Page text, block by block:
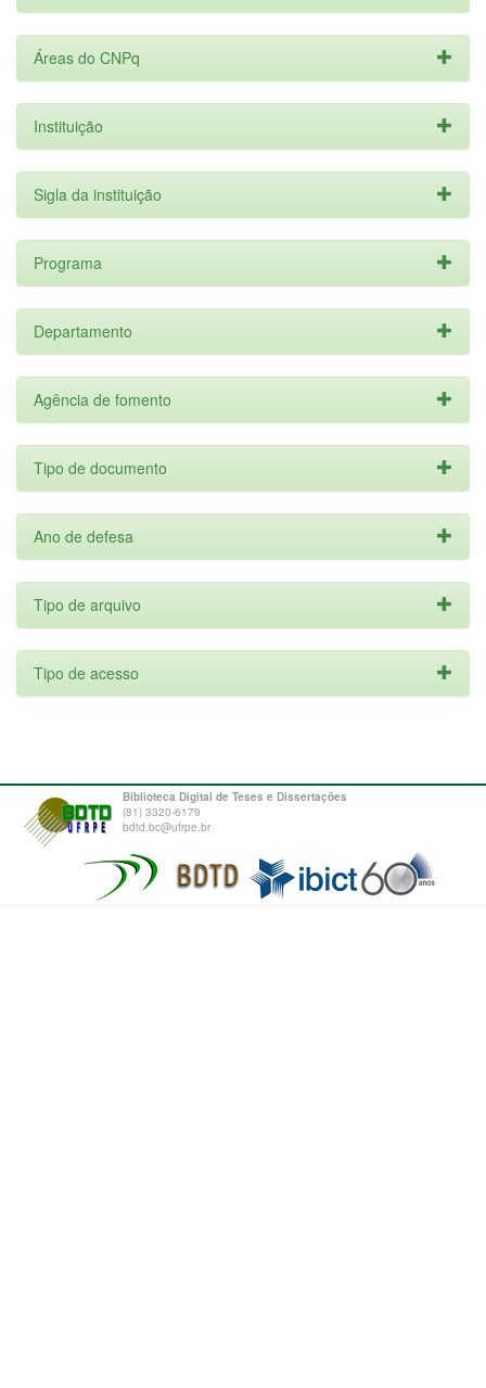
Áreas do CNPq
Instituição
Sigla da instituição
Programa
Departamento
Agência de fomento
Tipo de documento
Ano de defesa
Tipo de arquivo
Tipo de acesso
Biblioteca Digital de Teses e Dissertações
(81) 3320-6179
bdtd.bc@ufrpe.br